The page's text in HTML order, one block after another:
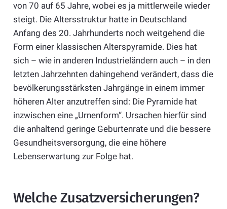
von 70 auf 65 Jahre, wobei es ja mittlerweile wieder
steigt. Die Altersstruktur hatte in Deutschland
Anfang des 20. Jahrhunderts noch weitgehend die
Form einer klassischen Alterspyramide. Dies hat
sich – wie in anderen Industrieländern auch – in den
letzten Jahrzehnten dahingehend verändert, dass die
bevölkerungsstärksten Jahrgänge in einem immer
höheren Alter anzutreffen sind: Die Pyramide hat
inzwischen eine „Urnenform“. Ursachen hierfür sind
die anhaltend geringe Geburtenrate und die bessere
Gesundheitsversorgung, die eine höhere
Lebenserwartung zur Folge hat.
Welche Zusatzversicherungen?